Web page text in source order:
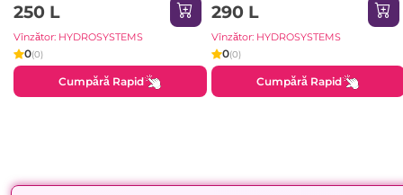
250 L
Vînzător: HYDROSYSTEMS
0(0)
Cumpără Rapid
290 L
Vînzător: HYDROSYSTEMS
0(0)
Cumpără Rapid